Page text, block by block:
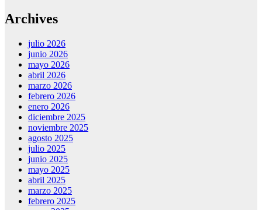
Archives
julio 2026
junio 2026
mayo 2026
abril 2026
marzo 2026
febrero 2026
enero 2026
diciembre 2025
noviembre 2025
agosto 2025
julio 2025
junio 2025
mayo 2025
abril 2025
marzo 2025
febrero 2025